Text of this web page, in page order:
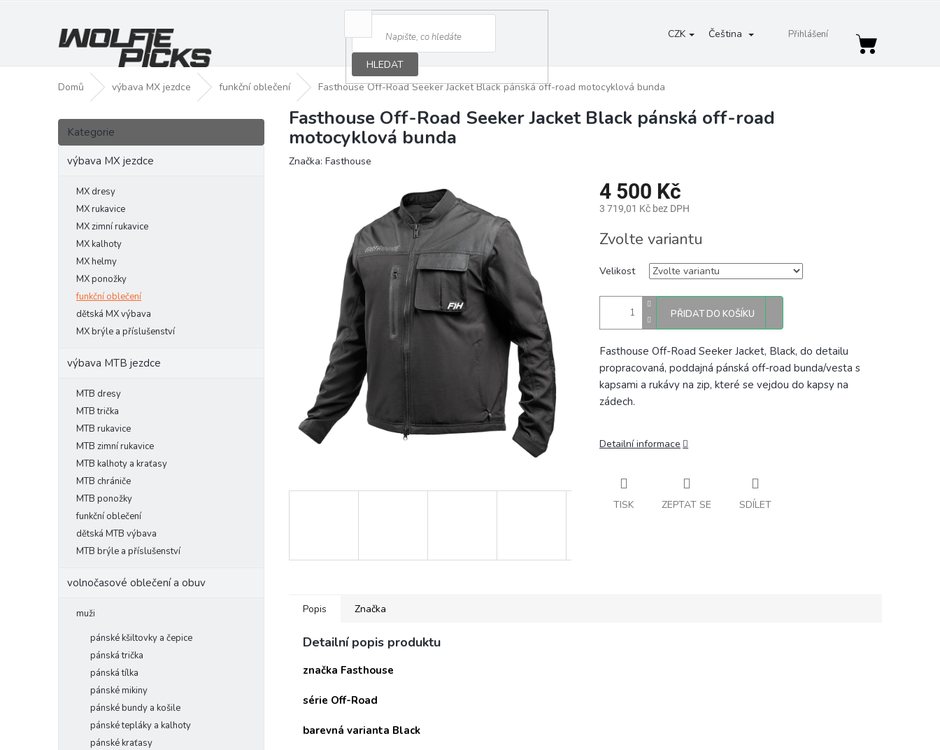
CZK Čeština Přihlášení
HLEDAT
Nákupní
Domů výbava MX jezdce funkční oblečení Fasthouse Off-Road Seeker Jacket Black pánská off-road motocyklová bunda
P
s
Přeskočit
kategorie
Kategorie
výbava MX jezdce
MX dresy
MX rukavice
MX zimní rukavice
MX kalhoty
MX helmy
MX ponožky
funkční oblečení
dětská MX výbava
MX brýle a příslušenství
výbava MTB jezdce
MTB dresy
MTB trička
MTB rukavice
MTB zimní rukavice
MTB kalhoty a kraťasy
MTB chrániče
MTB ponožky
funkční oblečení
dětská MTB výbava
MTB brýle a příslušenství
volnočasové oblečení a obuv
muži
pánské kšiltovky a čepice
pánská trička
pánská tílka
pánské mikiny
pánské bundy a košile
pánské tepláky a kalhoty
pánské kraťasy
Fasthouse Off-Road Seeker Jacket Black pánská off-road
motocyklová bunda
Značka: Fasthouse
4 500 Kč
3 719,01 Kč bez DPH
cena:
Zvolte variantu
Velikost
PŘIDAT DO KOŠÍKU
Fasthouse Off-Road Seeker Jacket, Black, do detailu
propracovaná, poddajná pánská off-road bunda/vesta s
kapsami a rukávy na zip, které se vejdou do kapsy na
zádech.
Detailní informace
TISK ZEPTAT SE SDÍLET
Popis Značka
Detailní popis produktu
značka Fasthouse
série Off-Road
barevná varianta Black